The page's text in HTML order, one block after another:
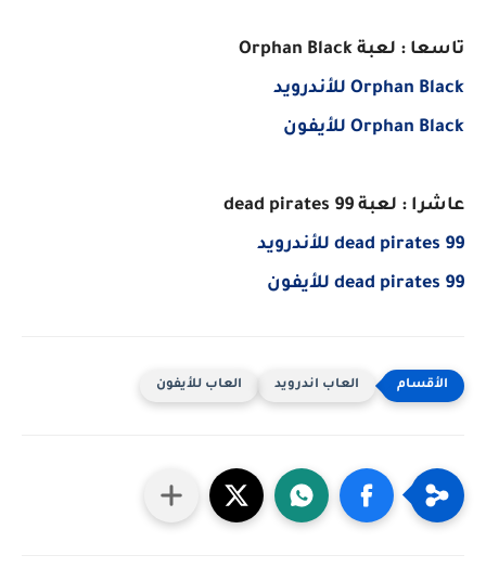
تاسعا : لعبة Orphan Black
Orphan Black للأندرويد
Orphan Black للأيفون
عاشرا : لعبة 99 dead pirates
99 dead pirates للأندرويد
99 dead pirates للأيفون
العاب اندرويد العاب للأيفون